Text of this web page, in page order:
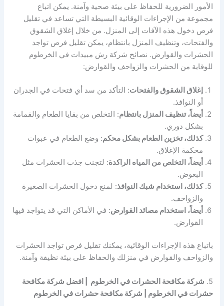
الأمور الضرورية للحفاظ على بيئة صحية وآمنة. يمكن اتباع
مجموعة من الإجراءات الوقائية البسيطة التي تساعد في تقليل
فرص دخول هذه الآفات إلى المنزل. من خلال إغلاق الشقوق
والفتحات، وتنظيف المنزل بانتظام، يمكن تقليل فرص تواجد
الحشرات والقوارض. نصائح شركة رش مبيدات في الخرطوم
للوقاية من الحشرات والزواحف والقوارض:
إغلاق الشقوق والفتحات: التأكد من سد أي فتحات في الجدران
أو النوافذ.
أيضاً، تنظيف المنزل بانتظام: التخلص من بقايا الطعام والقمامة
بشكل دوري.
كذلك، تخزين الطعام بشكل محكم: وضع الطعام في عبوات
محكمة الإغلاق.
أيضاً، التخلص من المياه الراكدة: لتجنب جذب الحشرات مثل
البعوض.
كذلك، استخدام شبك النوافذ: لمنع دخول الحشرات الصغيرة
والزواحف.
أيضاً، استخدام مصائد القوارض: في الأماكن التي قد يتواجد فيها
القوارض.
باتباع هذه الإجراءات الوقائية، يمكنك تقليل فرص تواجد الحشرات
والزواحف والقوارض في منزلك والحفاظ على بيئة نظيفة وآمنة.
5. شركة مكافحة الحشرات في الخرطوم | افضل شركة مكافحة
حشرات في الخرطوم | شركة مكافحة حشرات في الخرطوم